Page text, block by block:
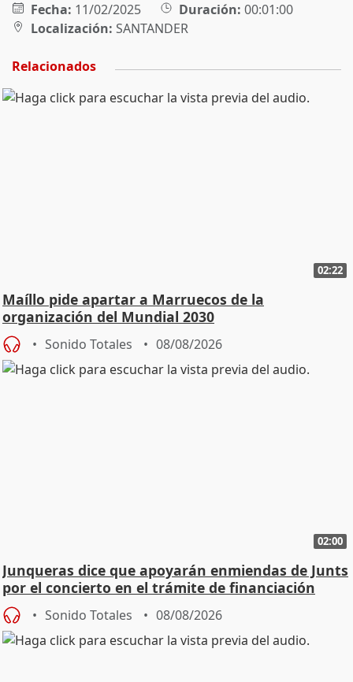
Fecha: 11/02/2025 Duración: 00:01:00
Localización: SANTANDER
Relacionados
02:22
Maíllo pide apartar a Marruecos de la
organización del Mundial 2030
Sonido Totales 08/08/2026
02:00
Junqueras dice que apoyarán enmiendas de Junts
por el concierto en el trámite de financiación
Sonido Totales 08/08/2026